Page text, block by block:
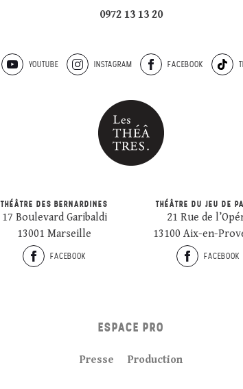
0972 13 13 20
YOUTUBE INSTAGRAM FACEBOOK
THÉÂTRE DES BERNARDINES
17 Boulevard Garibaldi
13001 Marseille
FACEBOOK
THÉÂTRE DU JEU DE
21 Rue de
13100 Aix-en-
FACEBOOK
ESPACE PRO
Presse Production